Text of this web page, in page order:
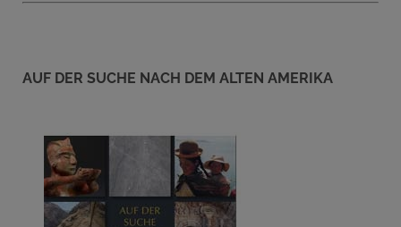
AUF DER SUCHE NACH DEM ALTEN AMERIKA